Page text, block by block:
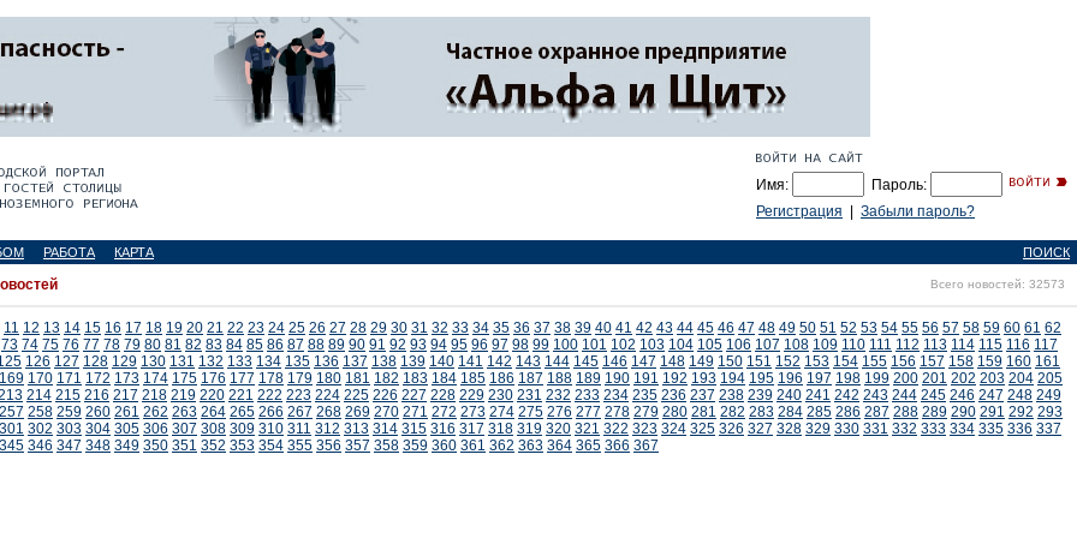
Имя:
Пароль:
Регистрация
Забыли пароль?
РАБОТА КАРТА ПОИСК
Всего новостей: 32573
11 12 13 14 15 16 17 18 19 20 21 22 23 24 25 26 27 28 29 30 31 32 33 34 35 36 37 38 39 40 41 42 43 44 45 46 47 48 49 50 51 52 53 54 55 56 57 58 59 60 61 62
73 74 75 76 77 78 79 80 81 82 83 84 85 86 87 88 89 90 91 92 93 94 95 96 97 98 99 100 101 102 103 104 105 106 107 108 109 110 111 112 113 114 115 116 117
126 127 128 129 130 131 132 133 134 135 136 137 138 139 140 141 142 143 144 145 146 147 148 149 150 151 152 153 154 155 156 157 158 159 160 161
169 170 171 172 173 174 175 176 177 178 179 180 181 182 183 184 185 186 187 188 189 190 191 192 193 194 195 196 197 198 199 200 201 202 203 204 205
214 215 216 217 218 219 220 221 222 223 224 225 226 227 228 229 230 231 232 233 234 235 236 237 238 239 240 241 242 243 244 245 246 247 248 249
257 258 259 260 261 262 263 264 265 266 267 268 269 270 271 272 273 274 275 276 277 278 279 280 281 282 283 284 285 286 287 288 289 290 291 292 293
301 302 303 304 305 306 307 308 309 310 311 312 313 314 315 316 317 318 319 320 321 322 323 324 325 326 327 328 329 330 331 332 333 334 335 336 337
345 346 347 348 349 350 351 352 353 354 355 356 357 358 359 360 361 362 363 364 365 366 367